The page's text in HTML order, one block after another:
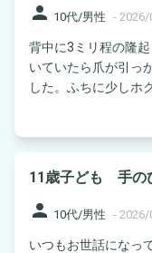
person 10代/男性 - 2026/
背中に3ミリ程の隆
いていたら爪が引っ
した。ふちに少しホ
11歳子ども 手の
person 10代/男性 - 2026/
いつもお世話になっております。 11